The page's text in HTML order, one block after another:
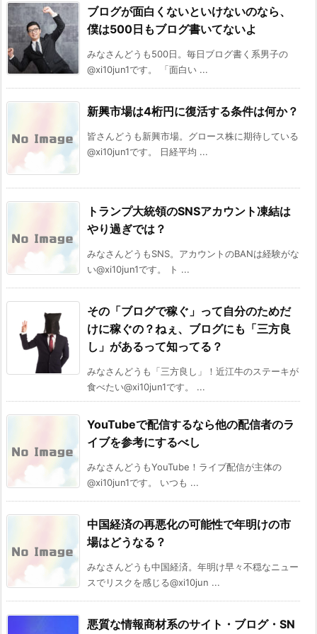
ブログが面白くないといけないのなら、
僕は500日もブログ書いてないよ
みなさんどうも500日。毎日ブログ書く系男子の
@xi10jun1です。 「面白い ...
新興市場は4桁円に復活する条件は何か？
皆さんどうも新興市場。グロース株に期待している
@xi10jun1です。 日経平均 ...
トランプ大統領のSNSアカウント凍結は
やり過ぎでは？
みなさんどうもSNS。アカウントのBANは経験がな
い@xi10jun1です。 ト ...
その「ブログで稼ぐ」って自分のためだ
けに稼ぐの？ねぇ、ブログにも「三方良
し」があるって知ってる？
みなさんどうも「三方良し」！近江牛のステーキが
食べたい@xi10jun1です。 ...
YouTubeで配信するなら他の配信者のラ
イブを参考にするべし
みなさんどうもYouTube！ライブ配信が主体の
@xi10jun1です。 いつも ...
中国経済の再悪化の可能性で年明けの市
場はどうなる？
みなさんどうも中国経済。年明け早々不穏なニュー
スでリスクを感じる@xi10jun ...
悪質な情報商材系のサイト・ブログ・SN